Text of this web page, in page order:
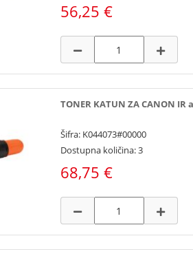
56,25 €
TONER KATUN ZA CANON IR
Šifra: K044073#00000
Dostupna količina: 3
68,75 €